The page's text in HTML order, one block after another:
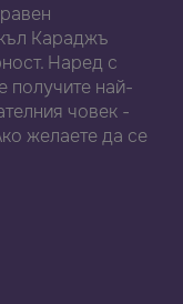
Караджъ
Наред с
получите най-
човек -
желаете да се